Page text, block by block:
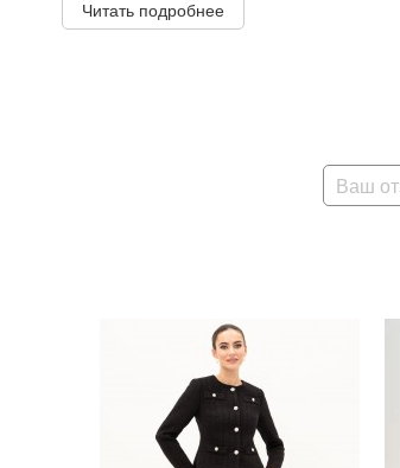
Читать подробнее
Ваш